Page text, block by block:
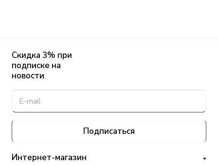
Скидка 3% при
подписке на
новости
Подписаться
Интернет-магазин